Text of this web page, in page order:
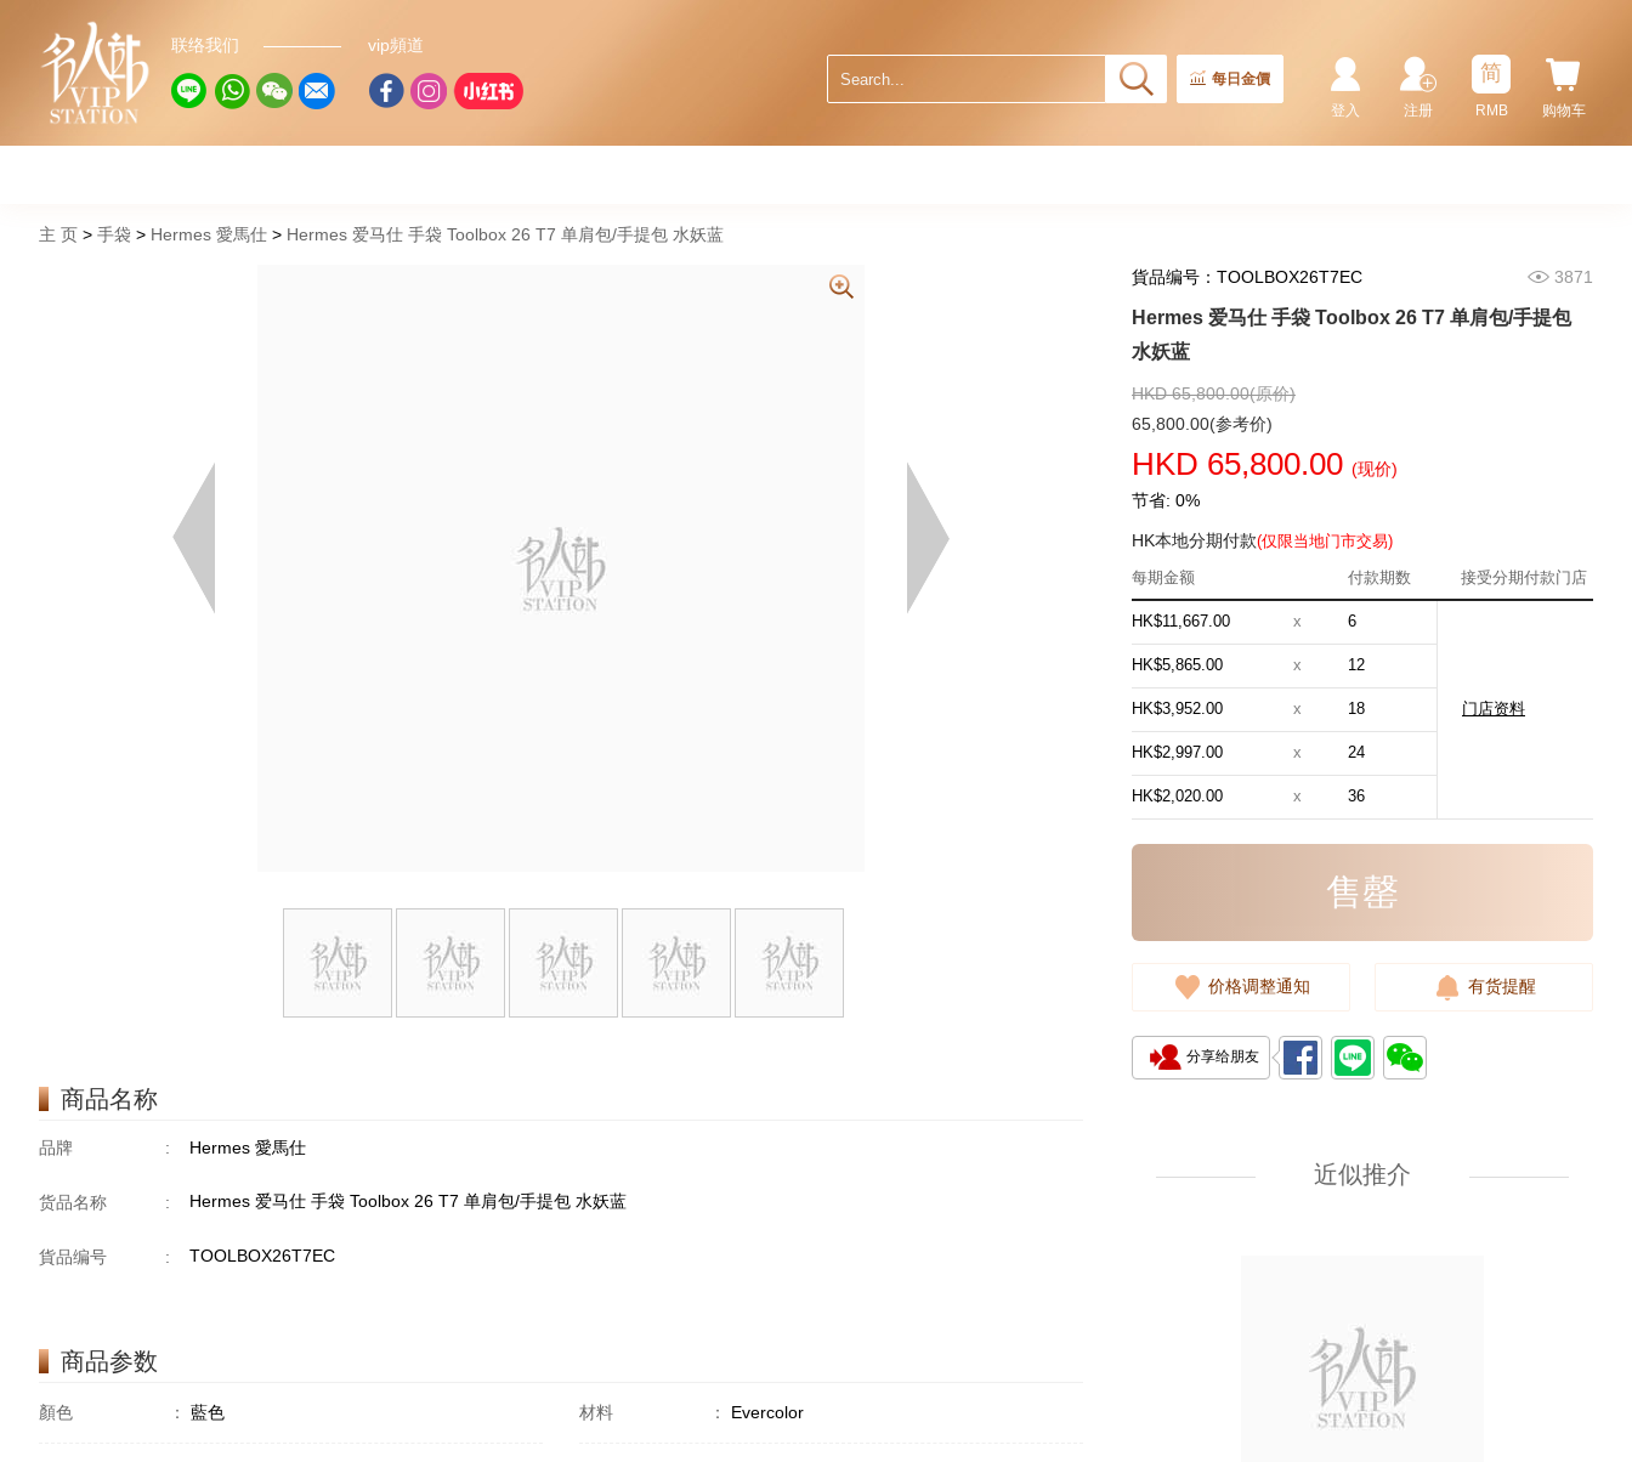
联络我们 vip頻道
每日金價
购物车
简
RMB
注册
登入
主 页 手袋 Hermes 愛馬仕 Hermes 爱马仕 手袋 Toolbox 26 T7 单肩包/手提包 水妖蓝
商品名称
品牌 : Hermes 愛馬仕
货品名称 : Hermes 爱马仕 手袋 Toolbox 26 T7 单肩包/手提包 水妖蓝
貨品编号 : TOOLBOX26T7EC
商品参数
顏色 ： 藍色 材料 ： Evercolor
貨品编号：TOOLBOX26T7EC 3871
Hermes 爱马仕 手袋 Toolbox 26 T7 单肩包/手提包
水妖蓝
HKD 65,800.00(原价)
65,800.00(参考价)
HKD 65,800.00 (现价)
节省: 0%
HK本地分期付款(仅限当地门市交易)
每期金额
付款期数 接受分期付款门店
HK$11,667.00 x 6
门店资料
HK$5,865.00 x 12
HK$3,952.00 x 18
HK$2,997.00 x 24
HK$2,020.00 x 36
售罄
价格调整通知 有货提醒
分享给朋友
近似推介
Hermes 爱马仕 手袋 Picotin 18
Hermes 爱马仕 手袋 Evelyne 16
24,800.00
55,800.00